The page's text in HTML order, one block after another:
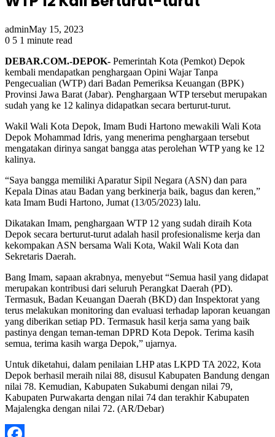
adminMay 15, 2023
0 5 1 minute read
DEBAR.COM.-DEPOK- Pemerintah Kota (Pemkot) Depok
kembali mendapatkan penghargaan Opini Wajar Tanpa
Pengecualian (WTP) dari Badan Pemeriksa Keuangan (BPK)
Provinsi Jawa Barat (Jabar). Penghargaan WTP tersebut merupakan
sudah yang ke 12 kalinya didapatkan secara berturut-turut.
Wakil Wali Kota Depok, Imam Budi Hartono mewakili Wali Kota
Depok Mohammad Idris, yang menerima penghargaan tersebut
mengatakan dirinya sangat bangga atas perolehan WTP yang ke 12
kalinya.
“Saya bangga memiliki Aparatur Sipil Negara (ASN) dan para
Kepala Dinas atau Badan yang berkinerja baik, bagus dan keren,”
kata Imam Budi Hartono, Jumat (13/05/2023) lalu.
Dikatakan Imam, penghargaan WTP 12 yang sudah diraih Kota
Depok secara berturut-turut adalah hasil profesionalisme kerja dan
kekompakan ASN bersama Wali Kota, Wakil Wali Kota dan
Sekretaris Daerah.
Bang Imam, sapaan akrabnya, menyebut “Semua hasil yang didapat
merupakan kontribusi dari seluruh Perangkat Daerah (PD).
Termasuk, Badan Keuangan Daerah (BKD) dan Inspektorat yang
terus melakukan monitoring dan evaluasi terhadap laporan keuangan
yang diberikan setiap PD. Termasuk hasil kerja sama yang baik
pastinya dengan teman-teman DPRD Kota Depok. Terima kasih
semua, terima kasih warga Depok,” ujarnya.
Untuk diketahui, dalam penilaian LHP atas LKPD TA 2022, Kota
Depok berhasil meraih nilai 88, disusul Kabupaten Bandung dengan
nilai 78. Kemudian, Kabupaten Sukabumi dengan nilai 79,
Kabupaten Purwakarta dengan nilai 74 dan terakhir Kabupaten
Majalengka dengan nilai 72. (AR/Debar)